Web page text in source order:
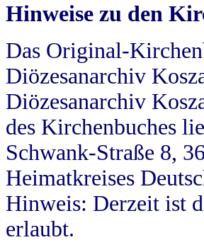
Hinweise zu den
Das Original-
Diözesanarchiv
Diözesanarchiv
des Kirchenbuches
Schwank-Straße 8,
Heimatkreises
Hinweis: Derzeit ist
erlaubt.